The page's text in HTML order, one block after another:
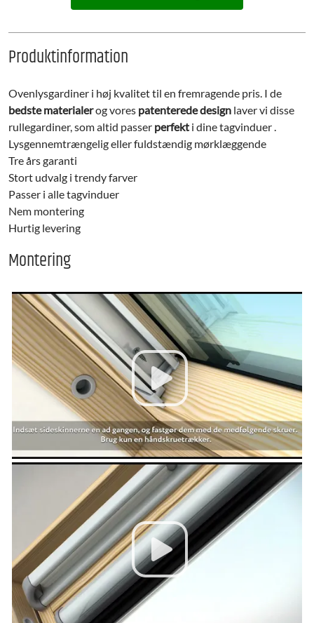
Produktinformation
Ovenlysgardiner i høj kvalitet til en fremragende pris. I de
bedste materialerog vores patenterede design laver vi disse
rullegardiner, som altid passer perfekt i dine tagvinduer .
Lysgennemtrængelig eller fuldstændig mørklæggende
Tre års garanti
Stort udvalg i trendy farver
Passer i alle tagvinduer
Nem montering
Hurtig levering
Montering